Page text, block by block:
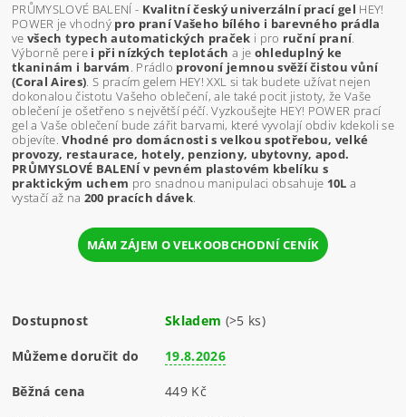
PRŮMYSLOVÉ BALENÍ - Kvalitní český univerzální prací gel HEY!
POWER je vhodný pro praní Vašeho bílého i barevného prádla
vevšech typech automatických praček i pro ruční praní.
Výborně pere i při nízkých teplotách a je ohleduplný ke
tkaninám i barvám. Prádlo provoní jemnou svěží čistou vůní
(Coral Aires). S pracím gelem HEY! XXL si tak budete užívat nejen
dokonalou čistotu Vašeho oblečení, ale také pocit jistoty, že Vaše
oblečení je ošetřeno s největší péčí. Vyzkoušejte HEY! POWER prací
gel a Vaše oblečení bude zářit barvami, které vyvolají obdiv kdekoli se
objevíte.Vhodné pro domácnosti s velkou spotřebou, velké
provozy, restaurace, hotely, penziony, ubytovny, apod.
PRŮMYSLOVÉ BALENÍ v pevném plastovém kbelíku s
praktickým uchem pro snadnou manipulaci obsahuje 10L a
vystačí až na 200 pracích dávek.
MÁM ZÁJEM O VELKOOBCHODNÍ CENÍK
Dostupnost Skladem (>5 ks)
Můžeme doručit do 19.8.2026
Běžná cena 449 Kč